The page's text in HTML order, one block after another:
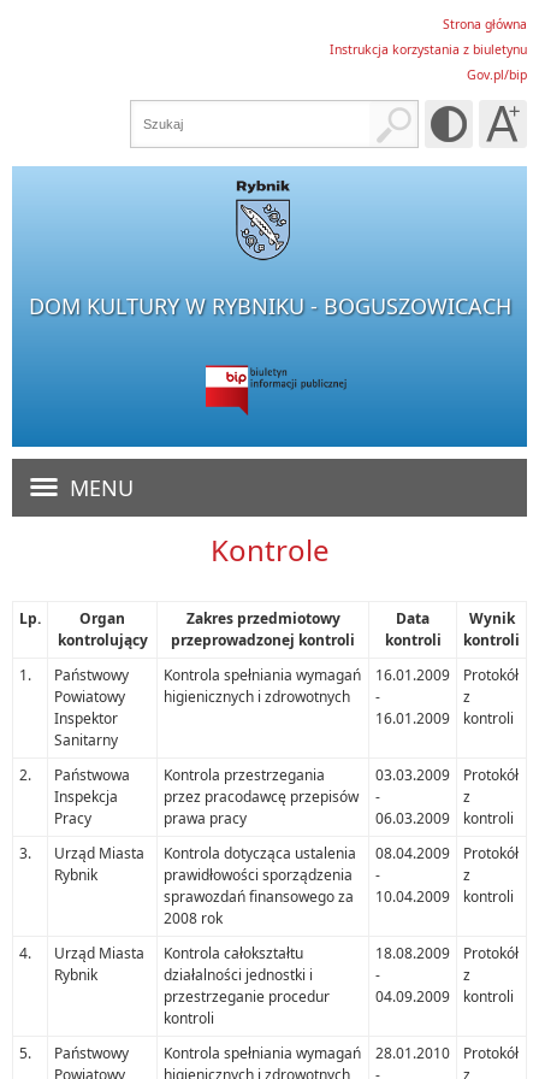
Strona główna
Instrukcja korzystania z biuletynu
Gov.pl/bip
DOM KULTURY W RYBNIKU - BOGUSZOWICACH
MENU
Kontrole
Lp.
Organ
kontrolujący
Zakres przedmiotowy
przeprowadzonej kontroli
Data
kontroli
Wynik
kontroli
1.
Państwowy
Powiatowy
Inspektor
Sanitarny
Kontrola spełniania wymagań
higienicznych i zdrowotnych
16.01.2009
-
16.01.2009
Protokół
z
kontroli
2.
Państwowa
Inspekcja
Pracy
Kontrola przestrzegania
przez pracodawcę przepisów
prawa pracy
03.03.2009
-
06.03.2009
Protokół
z
kontroli
3.
Urząd Miasta
Rybnik
Kontrola dotycząca ustalenia
prawidłowości sporządzenia
sprawozdań finansowego za
2008 rok
08.04.2009
-
10.04.2009
Protokół
z
kontroli
4.
Urząd Miasta
Rybnik
Kontrola całokształtu
działalności jednostki i
przestrzeganie procedur
kontroli
18.08.2009
-
04.09.2009
Protokół
z
kontroli
5.
Państwowy
Powiatowy
Kontrola spełniania wymagań
higienicznych i zdrowotnych
28.01.2010
-
Protokół
z